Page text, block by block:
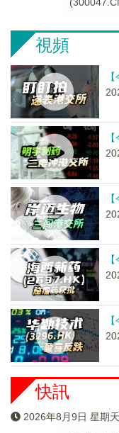
視頻
快訊
2026年8月9日 星期